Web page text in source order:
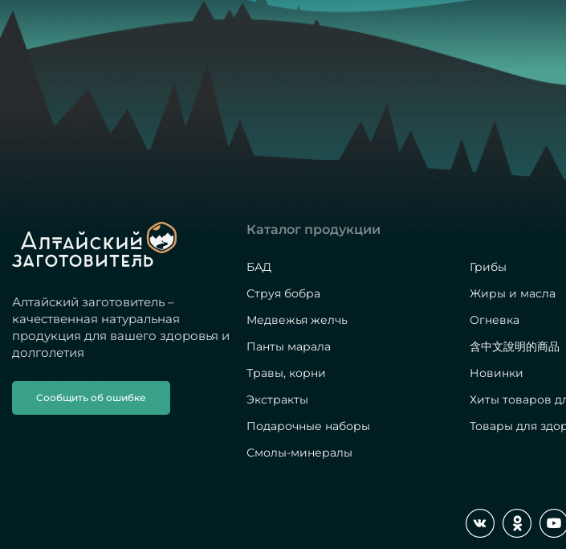
Алтайский заготовитель –
качественная натуральная
продукция для вашего здоровья и
долголетия
Сообщить об ошибке
Каталог продукции
БАД
Струя бобра
Медвежья желчь
Панты марала
Травы, корни
Экстракты
Подарочные наборы
Смолы-минералы
Грибы
Жиры и масла
Огневка
含中文說明的商品
Новинки
Хиты товаров
Товары для